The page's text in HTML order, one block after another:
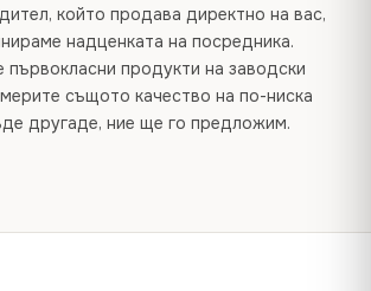
който продава директно на вас,
надценката на посредника.
първокласни продукти на заводски
същото качество на по-ниска
другаде, ние ще го предложим.